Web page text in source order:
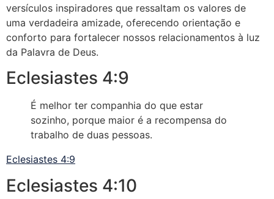
versículos inspiradores que ressaltam os valores de
uma verdadeira amizade, oferecendo orientação e
conforto para fortalecer nossos relacionamentos à luz
da Palavra de Deus.
Eclesiastes 4:9
É melhor ter companhia do que estar
sozinho, porque maior é a recompensa do
trabalho de duas pessoas.
Eclesiastes 4:9
Eclesiastes 4:10